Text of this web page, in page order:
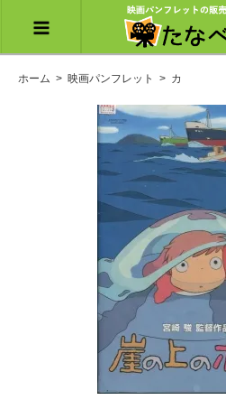
ホーム > 映画パンフレット > カ